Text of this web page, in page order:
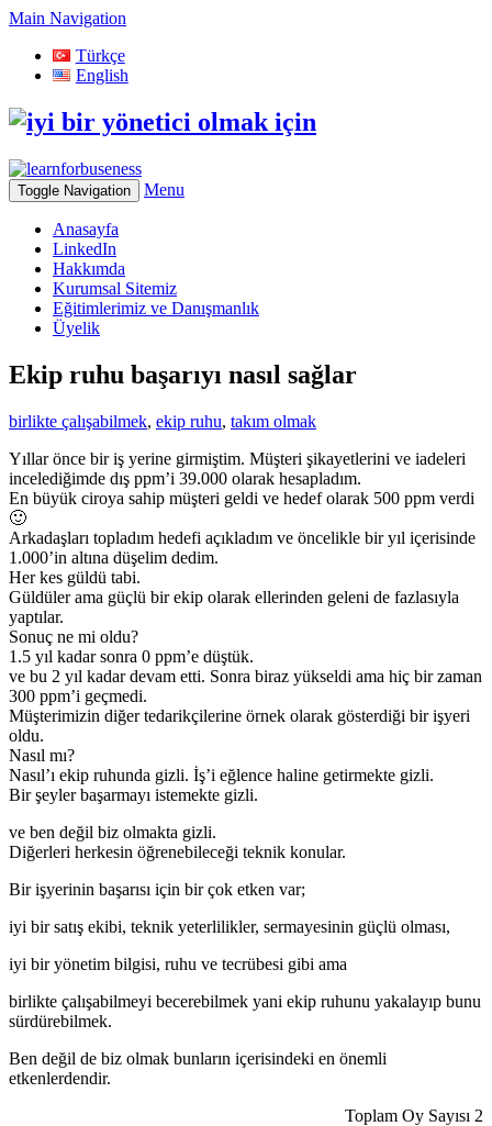
Skip
content
Main Navigation
Türkçe
English
Toggle Navigation Menu
Anasayfa
LinkedIn
Hakkımda
Kurumsal Sitemiz
Eğitimlerimiz ve Danışmanlık
Üyelik
Ekip ruhu başarıyı nasıl sağlar
birlikte çalışabilmek, ekip ruhu, takım olmak
Yıllar önce bir iş yerine girmiştim. Müşteri şikayetlerini ve iadeleri
incelediğimde dış ppm’i 39.000 olarak hesapladım.
En büyük ciroya sahip müşteri geldi ve hedef olarak 500 ppm verdi
🙂
Arkadaşları topladım hedefi açıkladım ve öncelikle bir yıl içerisinde
1.000’in altına düşelim dedim.
Her kes güldü tabi.
Güldüler ama güçlü bir ekip olarak ellerinden geleni de fazlasıyla
yaptılar.
Sonuç ne mi oldu?
1.5 yıl kadar sonra 0 ppm’e düştük.
ve bu 2 yıl kadar devam etti. Sonra biraz yükseldi ama hiç bir zaman
300 ppm’i geçmedi.
Müşterimizin diğer tedarikçilerine örnek olarak gösterdiği bir işyeri
oldu.
Nasıl mı?
Nasıl’ı ekip ruhunda gizli. İş’i eğlence haline getirmekte gizli.
Bir şeyler başarmayı istemekte gizli.
ve ben değil biz olmakta gizli.
Diğerleri herkesin öğrenebileceği teknik konular.
Bir işyerinin başarısı için bir çok etken var;
iyi bir satış ekibi, teknik yeterlilikler, sermayesinin güçlü olması,
iyi bir yönetim bilgisi, ruhu ve tecrübesi gibi ama
birlikte çalışabilmeyi becerebilmek yani ekip ruhunu yakalayıp bunu
sürdürebilmek.
Ben değil de biz olmak bunların içerisindeki en önemli
etkenlerdendir.
Toplam Oy Sayısı 2